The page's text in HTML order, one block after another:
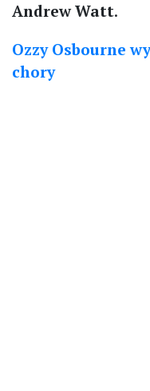
Andrew Watt.
Ozzy Osbourne
chory